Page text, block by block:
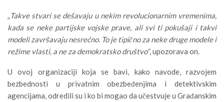
„Takve stvari se dešavaju u nekim revolucionarnim vremenima,
kada se neke partijske vojske prave, ali svi ti pokušaji i takvi
modeli završavaju nesrećno. To je tipično za neke druge modele i
režime vlasti, a ne za demokratsko društvo“, upozorava on.
U ovoj organizaciji koja se bavi, kako navode, razvojem
bezbednosti u privatnim obezbeđenjima i detektivskim
agencijama, odredili su i ko bi mogao da učestvuje u Građanskim